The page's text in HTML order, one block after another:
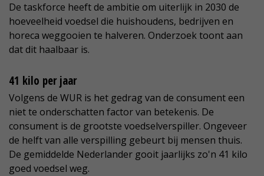
De taskforce heeft de ambitie om uiterlijk in 2030 de
hoeveelheid voedsel die huishoudens, bedrijven en
horeca weggooien te halveren. Onderzoek toont aan
dat dit haalbaar is.
41 kilo per jaar
Volgens de WUR is het gedrag van de consument een
niet te onderschatten factor van betekenis. De
consument is de grootste voedselverspiller. Ongeveer
de helft van alle verspilling gebeurt bij mensen thuis.
De gemiddelde Nederlander gooit jaarlijks zo'n 41 kilo
goed voedsel weg.